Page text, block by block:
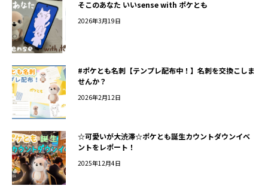
そこのあなた いいsense with ポケとも
2026年3月19日
#ポケとも名刺【テンプレ配布中！】名刺を交換こしま
せんか？
2026年2月12日
☆可愛いが大渋滞☆ポケとも誕生カウントダウンイベ
ントをレポート！
2025年12月4日